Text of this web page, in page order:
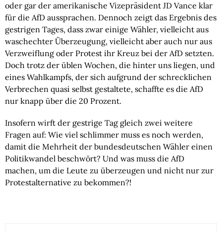
oder gar der amerikanische Vizepräsident JD Vance klar
für die AfD aussprachen. Dennoch zeigt das Ergebnis des
gestrigen Tages, dass zwar einige Wähler, vielleicht aus
waschechter Überzeugung, vielleicht aber auch nur aus
Verzweiflung oder Protest ihr Kreuz bei der AfD setzten.
Doch trotz der üblen Wochen, die hinter uns liegen, und
eines Wahlkampfs, der sich aufgrund der schrecklichen
Verbrechen quasi selbst gestaltete, schaffte es die AfD
nur knapp über die 20 Prozent.
Insofern wirft der gestrige Tag gleich zwei weitere
Fragen auf: Wie viel schlimmer muss es noch werden,
damit die Mehrheit der bundesdeutschen Wähler einen
Politikwandel beschwört? Und was muss die AfD
machen, um die Leute zu überzeugen und nicht nur zur
Protestalternative zu bekommen?!